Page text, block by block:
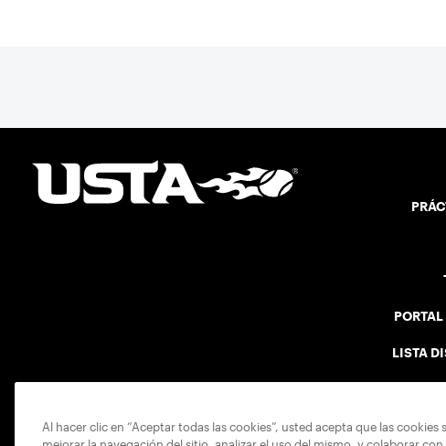
LISTA
Al hacer clic en “Aceptar todas las cookies”, usted acepta que las